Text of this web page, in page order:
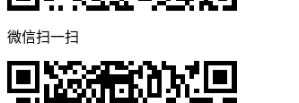
微信扫一扫